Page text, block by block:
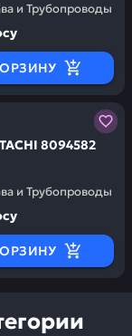
и Трубопроводы
гарантию
8094582
и Трубопроводы
запчасти у